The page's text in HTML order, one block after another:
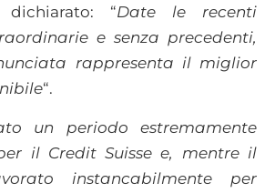
“Date le recenti
e senza precedenti,
rappresenta il miglior
“.
un periodo estremamente
il Credit Suisse e, mentre il
instancabilmente per